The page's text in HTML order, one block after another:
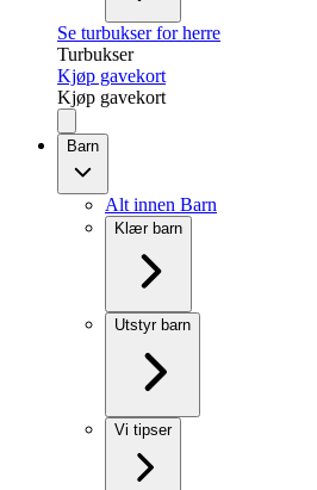
Se turbukser for herre
Turbukser
Kjøp gavekort
Kjøp gavekort
Barn
Alt innen Barn
Klær barn
Utstyr barn
Vi tipser